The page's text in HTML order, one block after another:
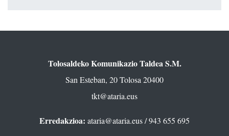
Tolosaldeko Komunikazio Taldea S.M.
San Esteban, 20 Tolosa 20400
tkt@ataria.eus
Erredakzioa: ataria@ataria.eus/ 943 655 695